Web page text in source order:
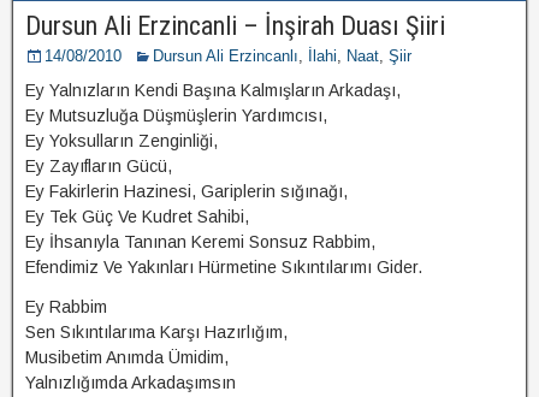
Dursun Ali Erzincanli – İnşirah Duası Şiiri
14/08/2010 Dursun Ali Erzincanlı, İlahi, Naat, Şiir
Ey Yalnızların Kendi Başına Kalmışların Arkadaşı,
Ey Mutsuzluğa Düşmüşlerin Yardımcısı,
Ey Yoksulların Zenginliği,
Ey Zayıfların Gücü,
Ey Fakirlerin Hazinesi, Gariplerin sığınağı,
Ey Tek Güç Ve Kudret Sahibi,
Ey İhsanıyla Tanınan Keremi Sonsuz Rabbim,
Efendimiz Ve Yakınları Hürmetine Sıkıntılarımı Gider.
Ey Rabbim
Sen Sıkıntılarıma Karşı Hazırlığım,
Musibetim Anımda Ümidim,
Yalnızlığımda Arkadaşımsın